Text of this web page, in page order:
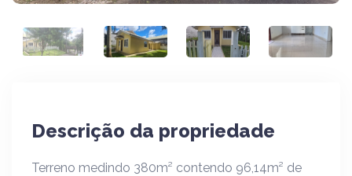
Descrição da propriedade
Terreno medindo 380m² contendo 96,14m² de